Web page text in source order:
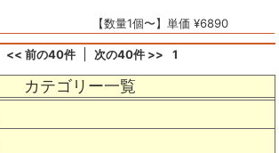
カテゴリー一覧
【数量1個〜】単価 ¥6890
<< 前の40件 次の40件 >> 1